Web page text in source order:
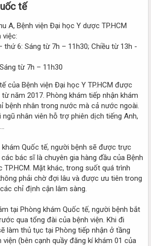
tế
A, Bệnh viện Đại học Y dược TP.HCM
việc:
thứ 6: Sáng từ 7h – 11h30; Chiều từ 13h -
từ 7h – 11h30
của Bệnh viện Đại học Y TP.HCM được
năm 2017. Phòng khám tiếp nhận khám
bệnh nhân trong nước mà cả nước ngoài.
nhân viên hỗ trợ phiên dịch tiếng Anh,
khám Quốc tế, người bệnh sẽ được trực
bác sĩ là chuyên gia hàng đầu của Bệnh
Mặt khác, trong suốt quá trình
phải chờ đợi lâu và được ưu tiên trong
chỉ định cận lâm sàng.
tại Phòng khám Quốc tế, người bệnh bắt
qua tổng đài của bệnh viện. Khi đi
làm thủ tục tại Phòng tiếp nhận ở tầng
viện (bên cạnh quầy đăng kí khám 01 của